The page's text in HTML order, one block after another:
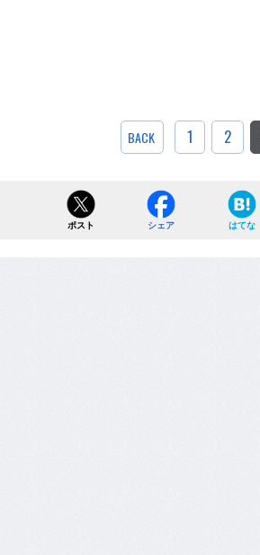
BACK 1 2
ポスト シェア はてな